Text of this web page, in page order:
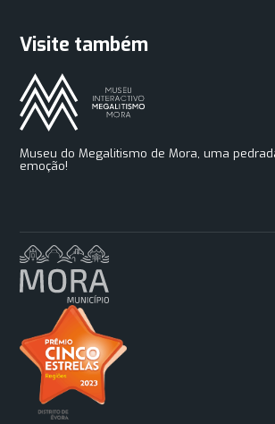
Visite também
Museu do Megalitismo de Mora, uma
emoção!